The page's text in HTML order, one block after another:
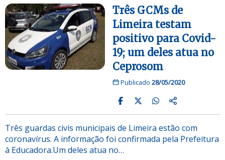
Três GCMs de
Limeira testam
positivo para Covid-
19; um deles atua no
Ceprosom
Publicado 28/05/2020
Três guardas civis municipais de Limeira estão com
coronavírus. A informação foi confirmada pela Prefeitura
à Educadora.Um deles atua no…